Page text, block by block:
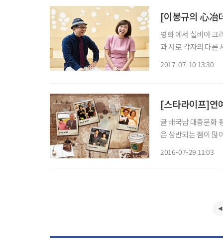
영화 에서 실비아 크
과 서로 각자의 다른
2017-07-10 13:30
[스타라이프]연
글 배국남 대중문화 평론가
은 상반되는 점이 많
2016-07-29 11:03